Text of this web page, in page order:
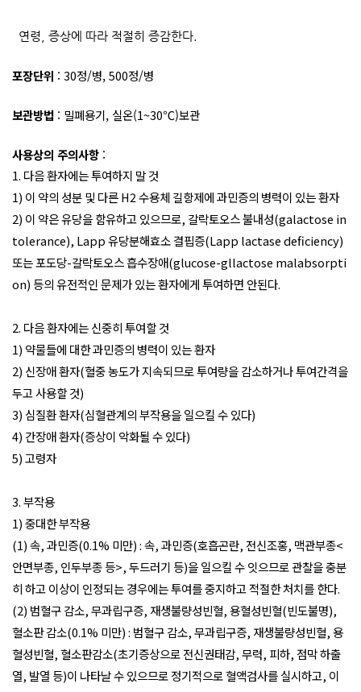
연령 증상에 따라 적절히 증감한다
포장단위 : 30정/병, 500정/병
보관방법 : 밀폐용기, 실온(1~30℃)보관
사용상의 주의사항 :
1. 다음 환자에는 투여하지 말 것
1) 이 약의 성분 및 다른 H2 수용체 길항제에 과민증의 병력이 있는 환자
2) 이 약은 유당을 함유하고 있으므로, 갈락토오스 불내성(galactose in
tolerance), Lapp 유당분해효소 결핍증(Lapp lactase deficiency)
또는 포도당-갈락토오스 흡수장애(glucose-gllactose malabsorpti
on) 등의 유전적인 문제가 있는 환자에게 투여하면 안된다.
2. 다음 환자에는 신중히 투여할 것
1) 약물들에 대한 과민증의 병력이 있는 환자
2) 신장애 환자(혈중 농도가 지속되므로 투여량을 감소하거나 투여간격을
두고 사용할 것)
3) 심질환 환자(심혈관계의 부작용을 일으킬 수 있다)
4) 간장애 환자(증상이 악화될 수 있다)
5) 고령자
3. 부작용
1) 중대한 부작용
(1) 속, 과민증(0.1% 미만) : 속, 과민증(호흡곤란, 전신조홍, 맥관부종<
안면부종, 인두부종 등>, 두드러기 등)을 일으킬 수 잇으므로 관찰을 충분
히 하고 이상이 인정되는 경우에는 투여를 중지하고 적절한 처치를 한다.
(2) 범혈구 감소, 무과립구증, 재생불량성빈혈, 용혈성빈혈(빈도불명),
혈소판 감소(0.1% 미만) : 범혈구 감소, 무과립구증, 재생불량성빈혈, 용
혈성빈혈, 혈소판감소(초기증상으로 전신권태감, 무력, 피하, 점막 하출
열, 발열 등)이 나타날 수 있으므로 정기적으로 혈액검사를 실시하고, 이